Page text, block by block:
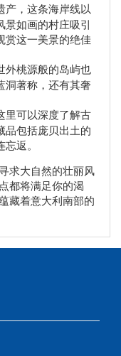
产，这条海岸线以
如画的村庄吸引
赏这一美景的绝佳
外桃源般的岛屿也
洞著称，还有其奢
里可以深度了解古
品包括庞贝出土的
返。
求大自然的壮丽风
都将满足你的渴
藏着意大利南部的